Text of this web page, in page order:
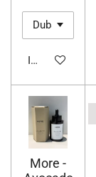
In winkelwagen
More -